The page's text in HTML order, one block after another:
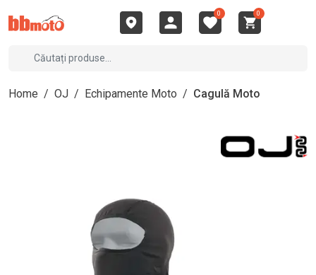
0 0
Home / OJ / Echipamente Moto / Cagulă Moto